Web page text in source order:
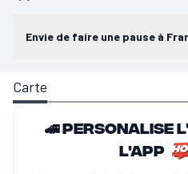
Envie de faire une pause à
Carte
🚄
l'app